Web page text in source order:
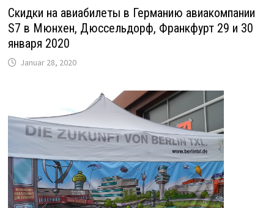
Скидки на авиабилеты в Германию авиакомпании
S7 в Мюнхен, Дюссельдорф, Франкфурт 29 и 30
января 2020
Januar 28, 2020